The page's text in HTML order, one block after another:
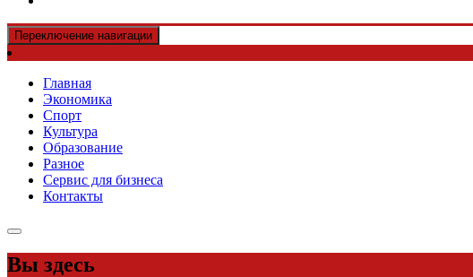
Переключение навигации
Главная
Экономика
Спорт
Культура
Образование
Разное
Сервис для бизнеса
Контакты
Вы здесь